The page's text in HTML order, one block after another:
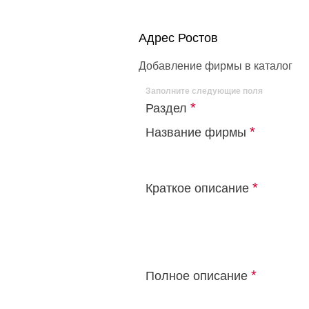
Адрес Ростов
Добавление фирмы в каталог
Заполните следующие поля
Раздел *
Название фирмы *
Краткое описание *
Полное описание *